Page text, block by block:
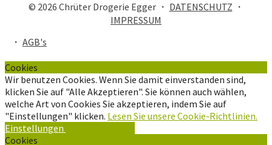
© 2026 Chrüter Drogerie Egger ・ DATENSCHUTZ ・
IMPRESSUM
・ AGB's
Cookies
Wir benutzen Cookies. Wenn Sie damit einverstanden sind,
klicken Sie auf "Alle Akzeptieren". Sie können auch wählen,
welche Art von Cookies Sie akzeptieren, indem Sie auf
"Einstellungen" klicken. Lesen Sie unsere Cookie-Richtlinien.
Einstellungen
Cookies